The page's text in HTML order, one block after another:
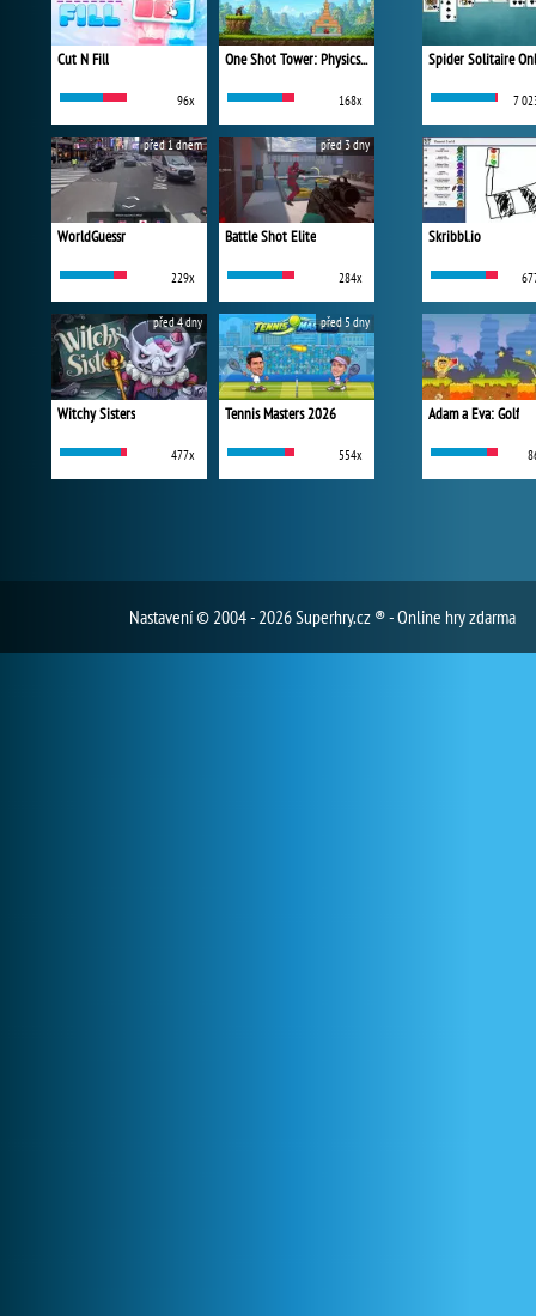
Cut N Fill
96x
One Shot Tower: Physics Destroyer
168x
WorldGuessr
229x
před 1 dnem
Battle Shot Elite
284x
před 3 dny
Witchy Sisters
477x
před 4 dny
Tennis Masters 2026
554x
před 5 dny
Spider Solitaire
7
Skribbl.io
Adam a Eva: Golf
Nastavení© 2004 - 2026 Superhry.cz ® - Online hry zdarma